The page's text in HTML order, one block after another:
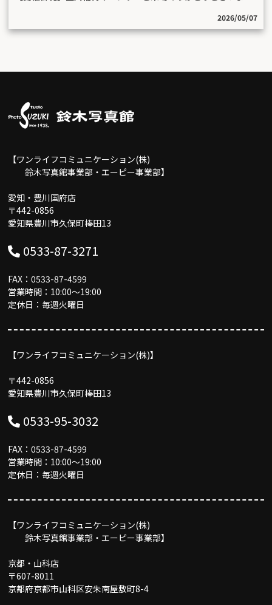
2026/05/07
【ワンライフコミュニケーション(株)
鈴木写真館事業部・エーピー事業部】
愛知・豊川国府店
〒442-0856
愛知県豊川市久保町棒田13
0533-87-3271
FAX：0533-87-4599
営業時間：10:00〜19:00
定休日：毎週火曜日
【ワンライフコミュニケーション(株)】
〒442-0856
愛知県豊川市久保町棒田13
0533-95-3032
FAX：0533-87-4599
営業時間：10:00〜19:00
定休日：毎週火曜日
【ワンライフコミュニケーション(株)
鈴木写真館事業部・エーピー事業部】
京都・山科店
〒607-8011
京都府京都市山科区安朱南屋敷町8-4